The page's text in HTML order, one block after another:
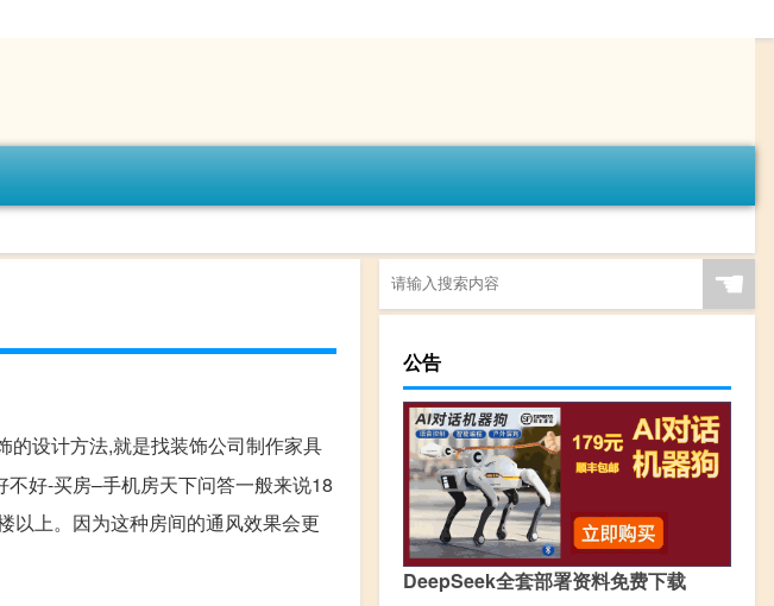
的设计方法,就是找装饰公司制作家具
好-买房–手机房天下问答一般来说18
以上。因为这种房间的通风效果会更
☚
公告
DeepSeek全套部署资料免费下载